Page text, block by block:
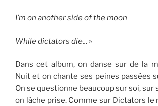
I’m on another side of the moon
While dictators die... »
Dans cet album, on danse sur de la
Nuit et on chante ses peines passées
On se questionne beaucoup sur soi, sur
on lâche prise. Comme sur Dictators le